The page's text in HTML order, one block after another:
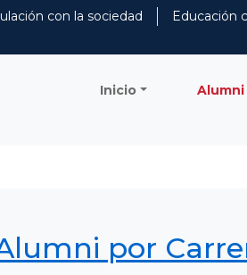
con la sociedad Educación
Inicio Alumni
por